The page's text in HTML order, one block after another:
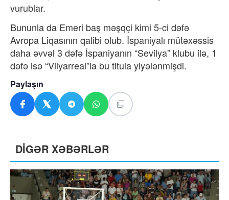
vurublar.
Bununla da Emeri baş məşqçi kimi 5-ci dəfə
Avropa Liqasının qalibi olub. İspaniyalı mütəxəssis
daha əvvəl 3 dəfə İspaniyanın “Sevilya” klubu ilə, 1
dəfə isə “Vilyarreal”la bu titula yiyələnmişdi.
Paylaşın
DİGƏR XƏBƏRLƏR